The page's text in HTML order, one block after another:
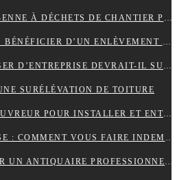
LA LOCATION D’UNE BENNE À DÉCHETS DE CHANTIER POUR UNE ENTREPRISE
QUAND POUVEZ-VOUS BÉNÉFICIER D’UN ENLÈVEMENT D’ÉPAVE GRATUIT EN FRANCE ? : GUIDE COMPLET
POURQUOI UN MANAGER D’ENTREPRISE DEVRAIT-IL SUIVRE UNE FORMATION EN COMMUNICATION ?
SURÉLÉVATION DE TOITURE
SÉLECTIONNER UN COUVREUR POUR INSTALLER ET ENTRETENIR VOTRE TOIT
EXPERTISE SÉCHERESSE : COMMENT VOUS FAIRE INDEMNISER PAR VOTRE ASSURANCE HABITATION ?
POURQUOI PASSER PAR UN ANTIQUAIRE PROFESSIONNEL ?